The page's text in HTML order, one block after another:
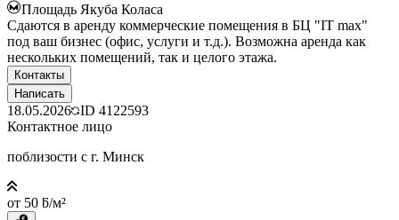
Площадь Якуба Коласа
Сдаются в аренду коммерческие помещения в БЦ "IT max"
под ваш бизнес (офис, услуги и т.д.). Возможна аренда как
нескольких помещений, так и целого этажа.
Контакты
Написать
18.05.2026 ID 4122593
Контактное лицо
поблизости с г. Минск
от 50 ƃ/м²